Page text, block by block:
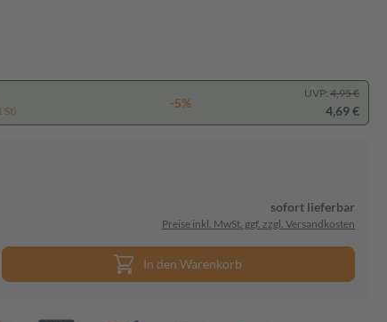
St)
-5%
UVP: 4,95 €
4,69 €
sofort lieferbar
Preise inkl. MwSt. ggf. zzgl. Versandkosten
In den Warenkorb